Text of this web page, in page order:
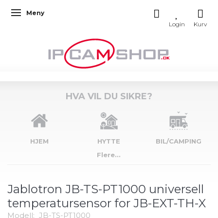
Veksle navigasjon
Meny
HVA VIL DU SIKRE?
HJEM HYTTE
BIL/CAMPING
Flere...
Jablotron JB-TS-PT1000 universell
temperatursensor for JB-EXT-TH-X
Modell: JB-TS-PT1000